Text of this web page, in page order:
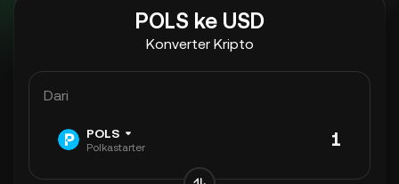
POLS ke USD
Konverter Kripto
Dari
POLS
Polkastarter